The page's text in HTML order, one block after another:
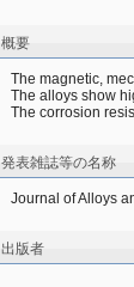
概要
The magnetic,
The alloys show
The corrosion
発表雑誌等の名称
Journal of Alloys
出版者